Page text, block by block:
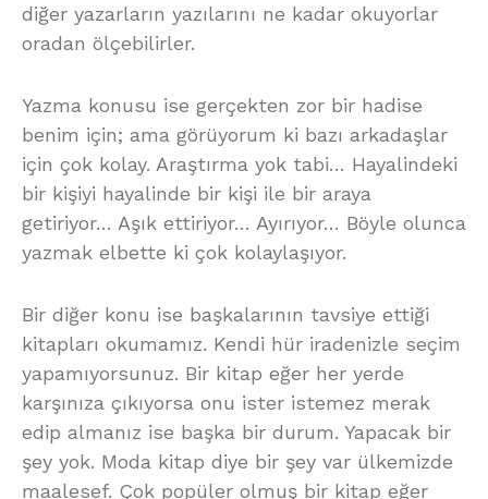
diğer yazarların yazılarını ne kadar okuyorlar
oradan ölçebilirler.
Yazma konusu ise gerçekten zor bir hadise
benim için; ama görüyorum ki bazı arkadaşlar
için çok kolay. Araştırma yok tabi… Hayalindeki
bir kişiyi hayalinde bir kişi ile bir araya
getiriyor… Aşık ettiriyor… Ayırıyor… Böyle olunca
yazmak elbette ki çok kolaylaşıyor.
Bir diğer konu ise başkalarının tavsiye ettiği
kitapları okumamız. Kendi hür iradenizle seçim
yapamıyorsunuz. Bir kitap eğer her yerde
karşınıza çıkıyorsa onu ister istemez merak
edip almanız ise başka bir durum. Yapacak bir
şey yok. Moda kitap diye bir şey var ülkemizde
maalesef. Çok popüler olmuş bir kitap eğer